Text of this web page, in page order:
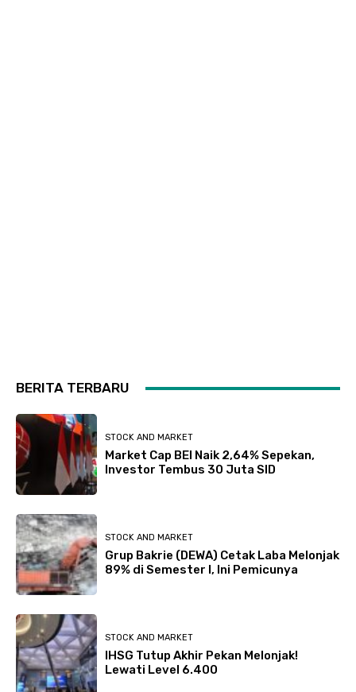
BERITA TERBARU
STOCK AND MARKET
Market Cap BEI Naik 2,64% Sepekan,
Investor Tembus 30 Juta SID
STOCK AND MARKET
Grup Bakrie (DEWA) Cetak Laba Melonjak
89% di Semester I, Ini Pemicunya
STOCK AND MARKET
IHSG Tutup Akhir Pekan Melonjak!
Lewati Level 6.400